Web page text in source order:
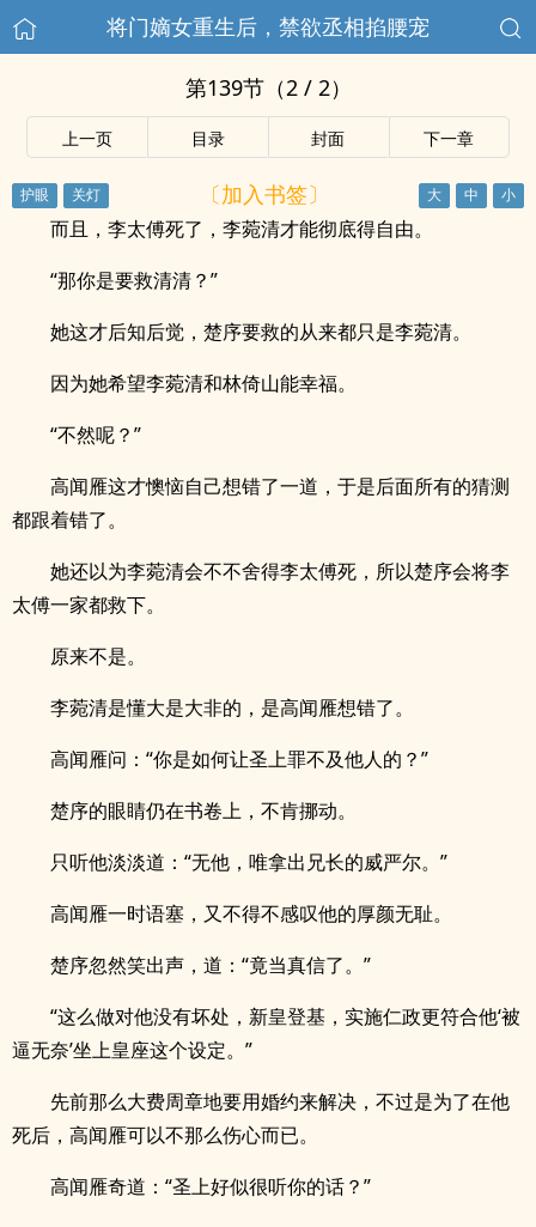
将门嫡女重生后，禁欲丞相掐腰宠
第139节（2 / 2）
上一页 目录 封面 下一章
〔加入书签〕
而且，李太傅死了，李菀清才能彻底得自由。
“那你是要救清清？”
她这才后知后觉，楚序要救的从来都只是李菀清。
因为她希望李菀清和林倚山能幸福。
“不然呢？”
高闻雁这才懊恼自己想错了一道，于是后面所有的猜测
都跟着错了。
她还以为李菀清会不不舍得李太傅死，所以楚序会将李
太傅一家都救下。
原来不是。
李菀清是懂大是大非的，是高闻雁想错了。
高闻雁问：“你是如何让圣上罪不及他人的？”
楚序的眼睛仍在书卷上，不肯挪动。
只听他淡淡道：“无他，唯拿出兄长的威严尔。”
高闻雁一时语塞，又不得不感叹他的厚颜无耻。
楚序忽然笑出声，道：“竟当真信了。”
“这么做对他没有坏处，新皇登基，实施仁政更符合他‘被
逼无奈’坐上皇座这个设定。”
先前那么大费周章地要用婚约来解决，不过是为了在他
死后，高闻雁可以不那么伤心而已。
高闻雁奇道：“圣上好似很听你的话？”